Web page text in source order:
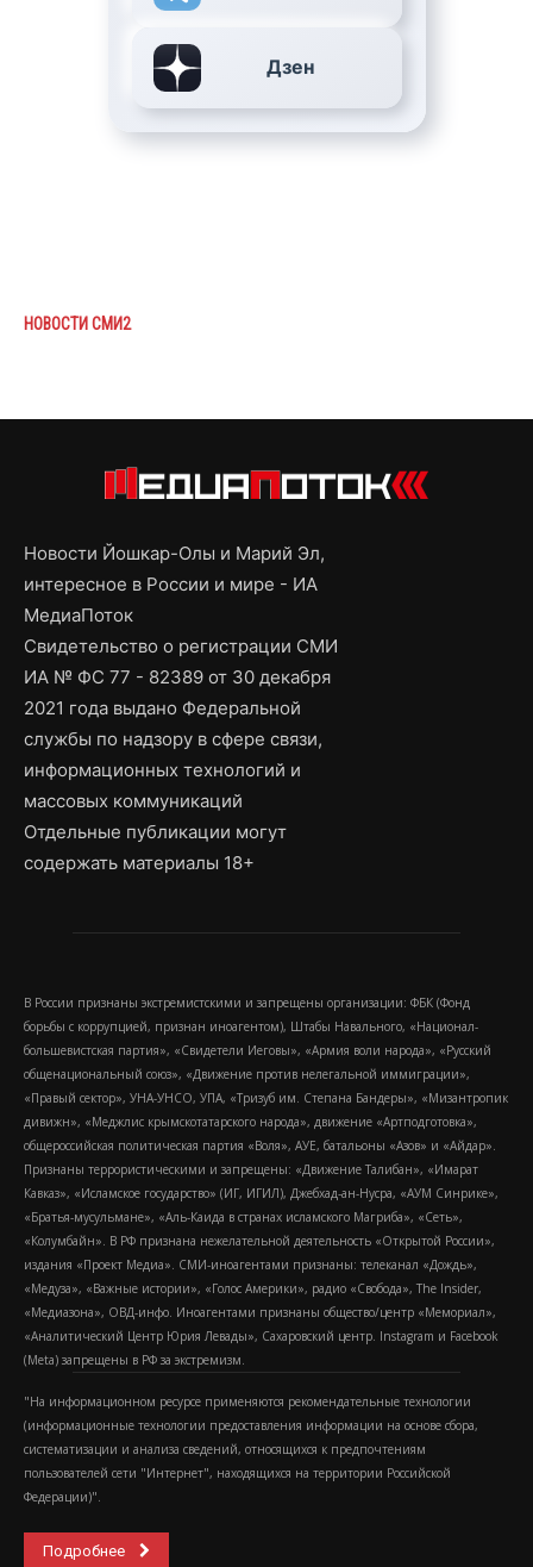
Дзен
НОВОСТИ СМИ2
Новости Йошкар-Олы и Марий Эл,
интересное в России и мире - ИА
МедиаПоток
Свидетельство о регистрации СМИ
ИА № ФС 77 - 82389 от 30 декабря
2021 года выдано Федеральной
службы по надзору в сфере связи,
информационных технологий и
массовых коммуникаций
Отдельные публикации могут
содержать материалы 18+
В России признаны экстремистскими и запрещены организации: ФБК (Фонд
борьбы с коррупцией, признан иноагентом), Штабы Навального, «Национал-
большевистская партия», «Свидетели Иеговы», «Армия воли народа», «Русский
общенациональный союз», «Движение против нелегальной иммиграции»,
«Правый сектор», УНА-УНСО, УПА, «Тризуб им. Степана Бандеры», «Мизантропик
дивижн», «Меджлис крымскотатарского народа», движение «Артподготовка»,
общероссийская политическая партия «Воля», АУЕ, батальоны «Азов» и «Айдар».
Признаны террористическими и запрещены: «Движение Талибан», «Имарат
Кавказ», «Исламское государство» (ИГ, ИГИЛ), Джебхад-ан-Нусра, «АУМ Синрике»,
«Братья-мусульмане», «Аль-Каида в странах исламского Магриба», «Сеть»,
«Колумбайн». В РФ признана нежелательной деятельность «Открытой России»,
издания «Проект Медиа». СМИ-иноагентами признаны: телеканал «Дождь»,
«Медуза», «Важные истории», «Голос Америки», радио «Свобода», The Insider,
«Медиазона», ОВД-инфо. Иноагентами признаны общество/центр «Мемориал»,
«Аналитический Центр Юрия Левады», Сахаровский центр. Instagram и Facebook
(Metа) запрещены в РФ за экстремизм.
"На информационном ресурсе применяются рекомендательные технологии
(информационные технологии предоставления информации на основе сбора,
систематизации и анализа сведений, относящихся к предпочтениям
пользователей сети "Интернет", находящихся на территории Российской
Федерации)".
Подробнее